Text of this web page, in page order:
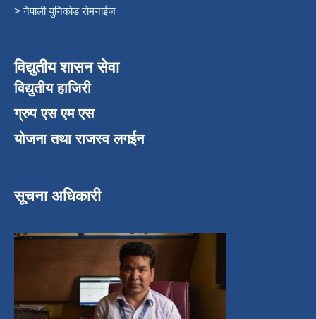
> नेपाली युनिकोड रोमनाईज
विद्युतीय शासन सेवा
विद्युतीय हाजिरी
ग्रुप एस एम एस
योजना तथा राजस्व लगईन
सूचना अधिकारी